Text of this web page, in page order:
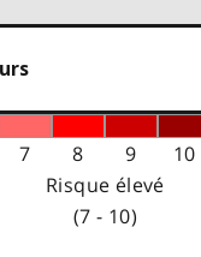
7 8 9
10
Risque élevé
(7 - 10)